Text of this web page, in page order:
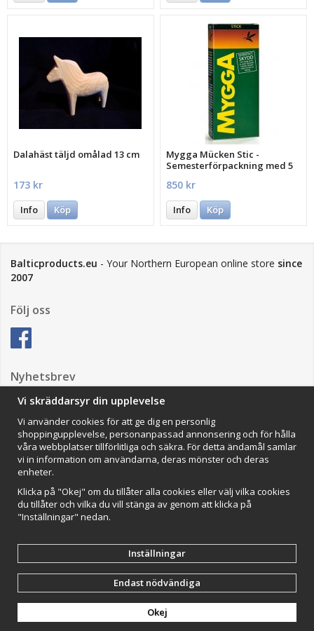
Dalahäst täljd omålad 13 cm
173 kr
Info Köp
Mygga Mücken Stic -
Semesterförpackning med 5
850 kr
Info Köp
Balticproducts.eu - Your Northern European online store since
2007
Följ oss
Nyhetsbrev
Impressum
VAMOS Commerce AB
Organisationsnummer: 559502-0453
Drift & produktion:Wikinggruppen
Vi skräddarsyr din upplevelse
Vi använder cookies för att ge dig en personlig
shoppingupplevelse, personanpassad annonsering och för hålla
våra webbplatser tillförlitliga och säkra. För detta ändamål samlar
vi in information om användarna, deras mönster och deras
enheter.
Klicka på "Okej" om du tillåter alla cookies eller välj vilka cookies
du tillåter och vilka du vill stänga av genom att klicka på
"Inställningar" nedan.
Inställningar
Endast nödvändiga
Okej